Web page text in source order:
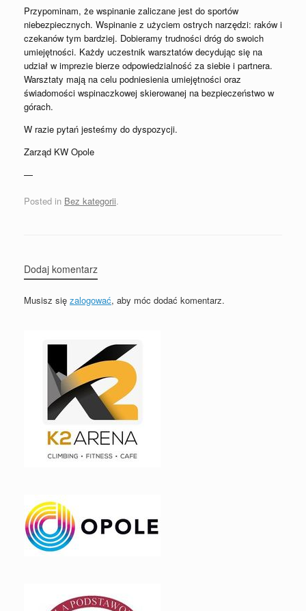
Przypominam, że wspinanie zaliczane jest do sportów
niebezpiecznych. Wspinanie z użyciem ostrych narzędzi: raków i
czekanów tym bardziej. Dobieramy trudności dróg do swoich
umiejętności. Każdy uczestnik warsztatów decydując się na
udział w imprezie bierze odpowiedzialność za siebie i partnera.
Warsztaty mają na celu podniesienia umiejętności oraz
świadomości wspinaczkowej skierowanej na bezpieczeństwo w
górach.
W razie pytań jesteśmy do dyspozycji.
Zarząd KW Opole
—
Posted in Bez kategorii.
Dodaj komentarz
Musisz się zalogować, aby móc dodać komentarz.